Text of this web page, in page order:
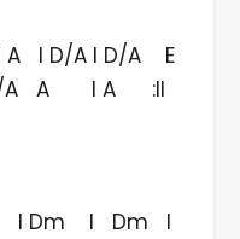
D/A I D/A E
A A I A :II
I Dm I Dm I